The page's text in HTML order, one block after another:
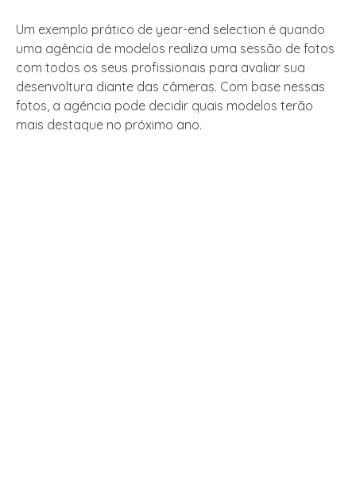
Um exemplo prático de year-end selection é quando
uma agência de modelos realiza uma sessão de fotos
com todos os seus profissionais para avaliar sua
desenvoltura diante das câmeras. Com base nessas
fotos, a agência pode decidir quais modelos terão
mais destaque no próximo ano.